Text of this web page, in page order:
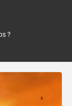
?